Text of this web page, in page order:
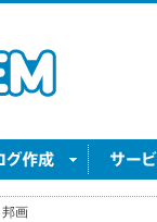
邦画